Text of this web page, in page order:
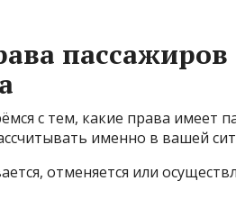
с тем, какие права имеет
именно в вашей
отменяется или